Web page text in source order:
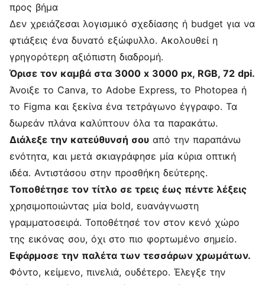
προς βήμα
Δεν χρειάζεσαι λογισμικό σχεδίασης ή budget για να
φτιάξεις ένα δυνατό εξώφυλλο. Ακολουθεί η
γρηγορότερη αξιόπιστη διαδρομή.
Όρισε τον καμβά στα 3000 x 3000 px, RGB, 72 dpi.
Άνοιξε το Canva, το Adobe Express, το Photopea ή
το Figma και ξεκίνα ένα τετράγωνο έγγραφο. Τα
δωρεάν πλάνα καλύπτουν όλα τα παρακάτω.
Διάλεξε την κατεύθυνσή σου από την παραπάνω
ενότητα, και μετά σκιαγράφησε μία κύρια οπτική
ιδέα. Αντιστάσου στην προσθήκη δεύτερης.
Τοποθέτησε τον τίτλο σε τρεις έως πέντε λέξεις
χρησιμοποιώντας μία bold, ευανάγνωστη
γραμματοσειρά. Τοποθέτησέ τον στον κενό χώρο
της εικόνας σου, όχι στο πιο φορτωμένο σημείο.
Εφάρμοσε την παλέτα των τεσσάρων χρωμάτων.
Φόντο, κείμενο, πινελιά, ουδέτερο. Έλεγξε την